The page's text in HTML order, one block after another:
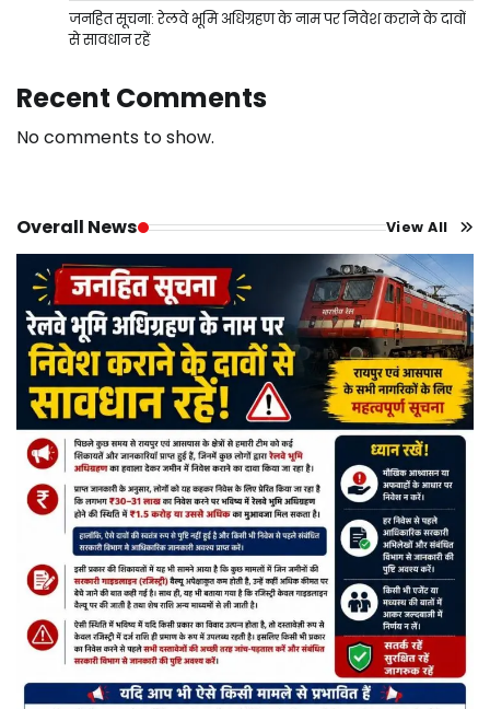
जनहित सूचना: रेलवे भूमि अधिग्रहण के नाम पर निवेश कराने के दावों
से सावधान रहें
Recent Comments
No comments to show.
Overall News View All